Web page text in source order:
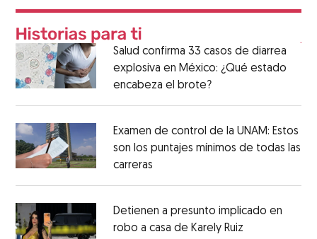
Salud confirma 33 casos de diarrea
explosiva en México: ¿Qué estado
encabeza el brote?
Examen de control de la UNAM: Estos
son los puntajes mínimos de todas las
carreras
Detienen a presunto implicado en
robo a casa de Karely Ruiz